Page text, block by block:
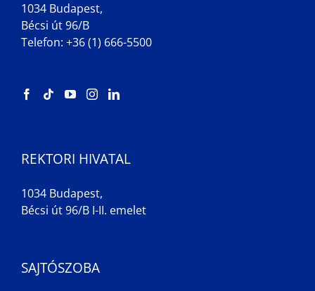
1034 Budapest,
Bécsi út 96/B
Telefon: +36 (1) 666-5500
REKTORI HIVATAL
1034 Budapest,
Bécsi út 96/B I-II. emelet
SAJTÓSZOBA